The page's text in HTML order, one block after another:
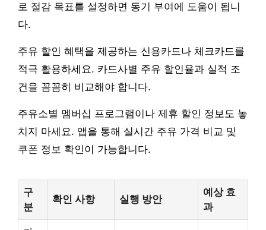
로 절감 목표를 설정하면 동기 부여에 도움이 됩니
다.
주유 할인 혜택을 제공하는 신용카드나 체크카드를
적극 활용하세요. 카드사별 주유 할인율과 실적 조
건을 꼼꼼히 비교해야 합니다.
주유소별 멤버십 프로그램이나 제휴 할인 정보도 놓
치지 마세요. 앱을 통해 실시간 주유 가격 비교 및
쿠폰 정보 확인이 가능합니다.
구
분
확인 사항 실행 방안
예상 효
과